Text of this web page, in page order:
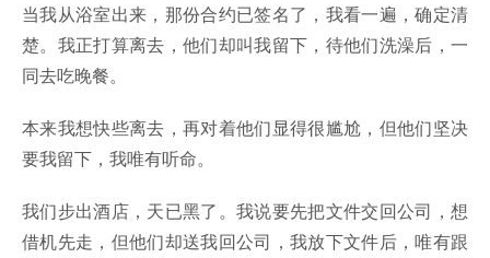
当我从浴室出来，那份合约已签名了，我看一遍，确定清
楚。我正打算离去，他们却叫我留下，待他们洗澡后，一
同去吃晚餐。
本来我想快些离去，再对着他们显得很尴尬，但他们坚决
要我留下，我唯有听命。
我们步出酒店，天已黑了。我说要先把文件交回公司，想
借机先走，但他们却送我回公司，我放下文件后，唯有跟